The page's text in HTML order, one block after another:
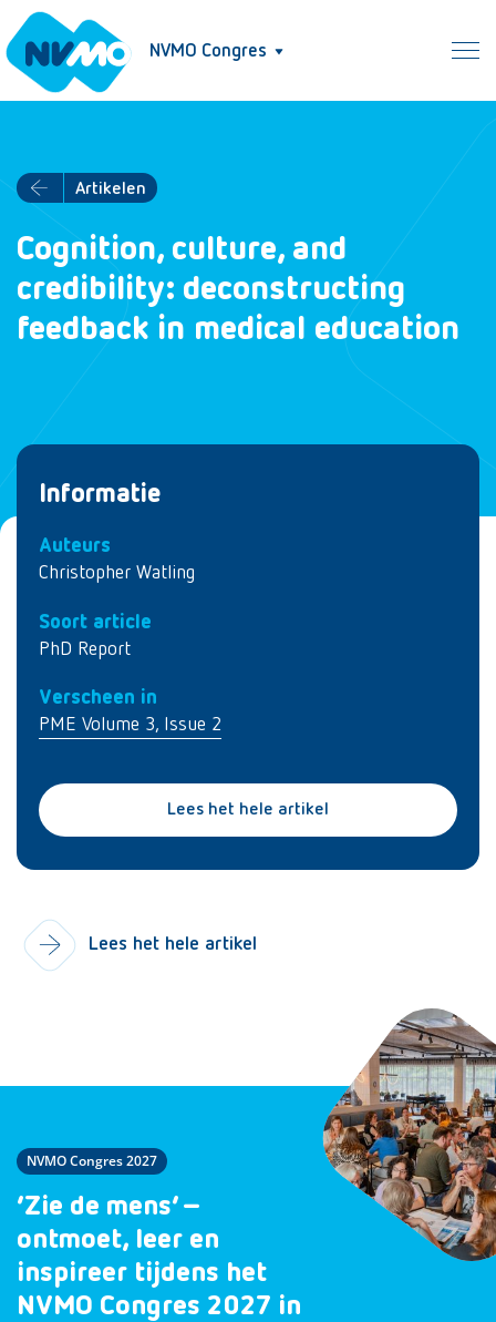
NVMO Congres
Artikelen
Cognition, culture, and
credibility: deconstructing
feedback in medical education
Informatie
Auteurs
Christopher Watling
Soort article
PhD Report
Verscheen in
PME Volume 3, Issue 2
Lees het hele artikel
Lees het hele artikel
NVMO Congres 2027
‘Zie de mens’ –
ontmoet, leer en
inspireer tijdens het
NVMO Congres 2027 in